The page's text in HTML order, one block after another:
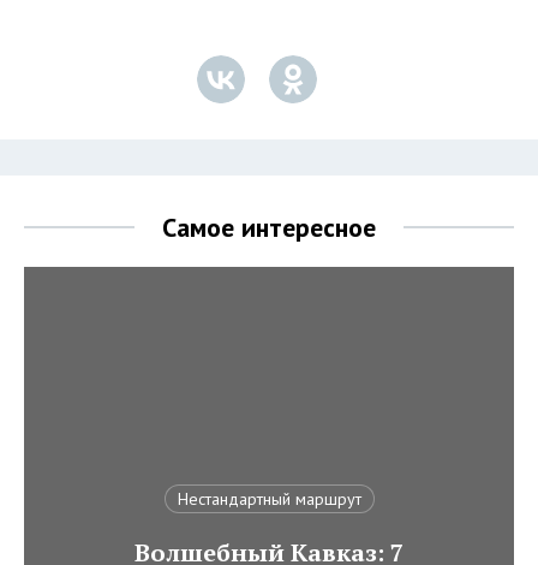
Самое интересное
Нестандартный маршрут
Волшебный Кавказ: 7